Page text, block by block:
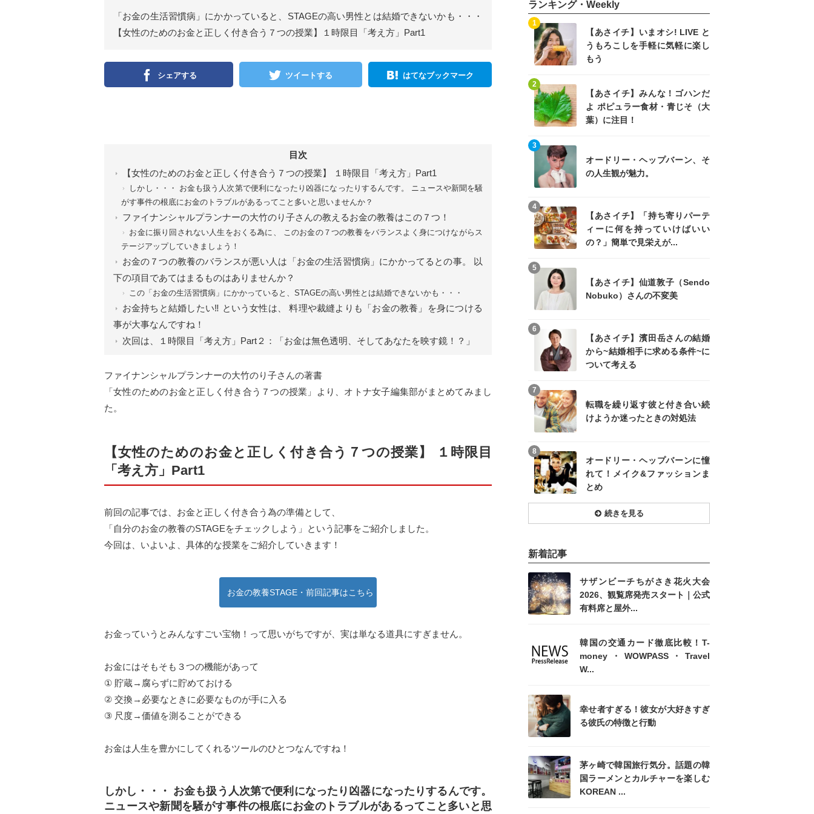
「お金の生活習慣病」にかかっていると、STAGEの高い男性とは結婚できないかも・・・
【女性のためのお金と正しく付き合う７つの授業】１時限目「考え方」Part1
シェアする ツイートする はてなブックマーク
目次
【女性のためのお金と正しく付き合う７つの授業】 １時限目「考え方」Part1
しかし・・・ お金も扱う人次第で便利になったり凶器になったりするんです。 ニュースや新聞を騒
がす事件の根底にお金のトラブルがあるってこと多いと思いませんか？
ファイナンシャルプランナーの大竹のり子さんの教えるお金の教養はこの７つ！
お金に振り回されない人生をおくる為に、 このお金の７つの教養をバランスよく身につけながらス
テージアップしていきましょう！
お金の７つの教養のバランスが悪い人は「お金の生活習慣病」にかかってるとの事。 以
下の項目であてはまるものはありませんか？
この「お金の生活習慣病」にかかっていると、STAGEの高い男性とは結婚できないかも・・・
お金持ちと結婚したい‼ ︎という女性は、 料理や裁縫よりも「お金の教養」を身につける
事が大事なんですね！
次回は、１時限目「考え方」Part２：「お金は無色透明、そしてあなたを映す鏡！？」
ファイナンシャルプランナーの大竹のり子さんの著書
「女性のためのお金と正しく付き合う７つの授業」より、オトナ女子編集部がまとめてみまし
た。
【女性のためのお金と正しく付き合う７つの授業】 １時限目
「考え方」Part1
前回の記事では、お金と正しく付き合う為の準備として、
「自分のお金の教養のSTAGEをチェックしよう」という記事をご紹介しました。
今回は、いよいよ、具体的な授業をご紹介していきます！
お金の教養STAGE・前回記事はこちら
お金っていうとみんなすごい宝物！って思いがちですが、実は単なる道具にすぎません。
お金にはそもそも３つの機能があって
① 貯蔵→腐らずに貯めておける
② 交換→必要なときに必要なものが手に入る
③ 尺度→価値を測ることができる
お金は人生を豊かにしてくれるツールのひとつなんですね！
しかし・・・ お金も扱う人次第で便利になったり凶器になったりするんです。
ニュースや新聞を騒がす事件の根底にお金のトラブルがあるってこと多いと思
ランキング・Weekly
【あさイチ】いまオシ! LIVE と
うもろこしを手軽に気軽に楽し
もう
1
【あさイチ】みんな！ゴハンだ
よ ポピュラー食材・青じそ（大
葉）に注目！
2
オードリー・ヘップバーン、そ
の人生観が魅力。
3
【あさイチ】「持ち寄りパーテ
ィーに何を持っていけばいい
の？」簡単で見栄えが...
4
【あさイチ】仙道敦子（Sendo
Nobuko）さんの不変美
5
【あさイチ】濱田岳さんの結婚
から~結婚相手に求める条件~に
ついて考える
6
転職を繰り返す彼と付き合い続
けようか迷ったときの対処法
7
オードリー・ヘップバーンに憧
れて！メイク&ファッションま
とめ
8
続きを見る
新着記事
サザンビーチちがさき花火大会
2026、観覧席発売スタート｜公式
有料席と屋外...
韓国の交通カード徹底比較！T-
money・WOWPASS・Travel
W...
幸せ者すぎる！彼女が大好きすぎ
る彼氏の特徴と行動
茅ヶ崎で韓国旅行気分。話題の韓
国ラーメンとカルチャーを楽しむ
KOREAN ...